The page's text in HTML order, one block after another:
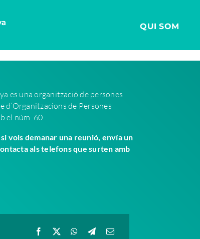
QUI SOM
es una organització de persones
d’Organitzacions de Persones
el núm. 60.
vols demanar una reunió, envía un
als telefons que surten amb